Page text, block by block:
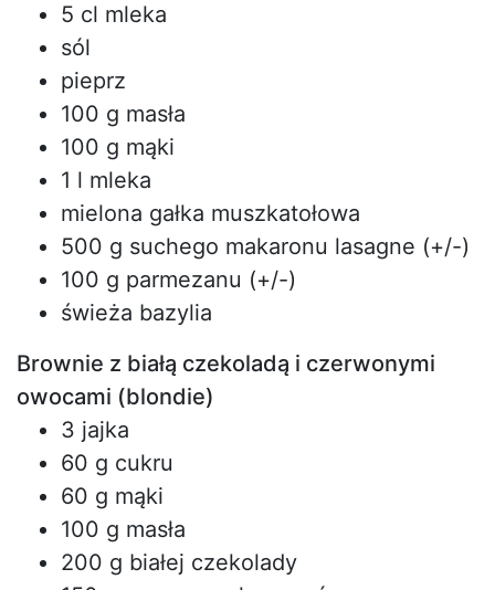
5 cl mleka
sól
pieprz
100 g masła
100 g mąki
1 l mleka
mielona gałka muszkatołowa
500 g suchego makaronu lasagne (+/-)
100 g parmezanu (+/-)
świeża bazylia
Brownie z białą czekoladą i czerwonymi
owocami (blondie)
3 jajka
60 g cukru
60 g mąki
100 g masła
200 g białej czekolady